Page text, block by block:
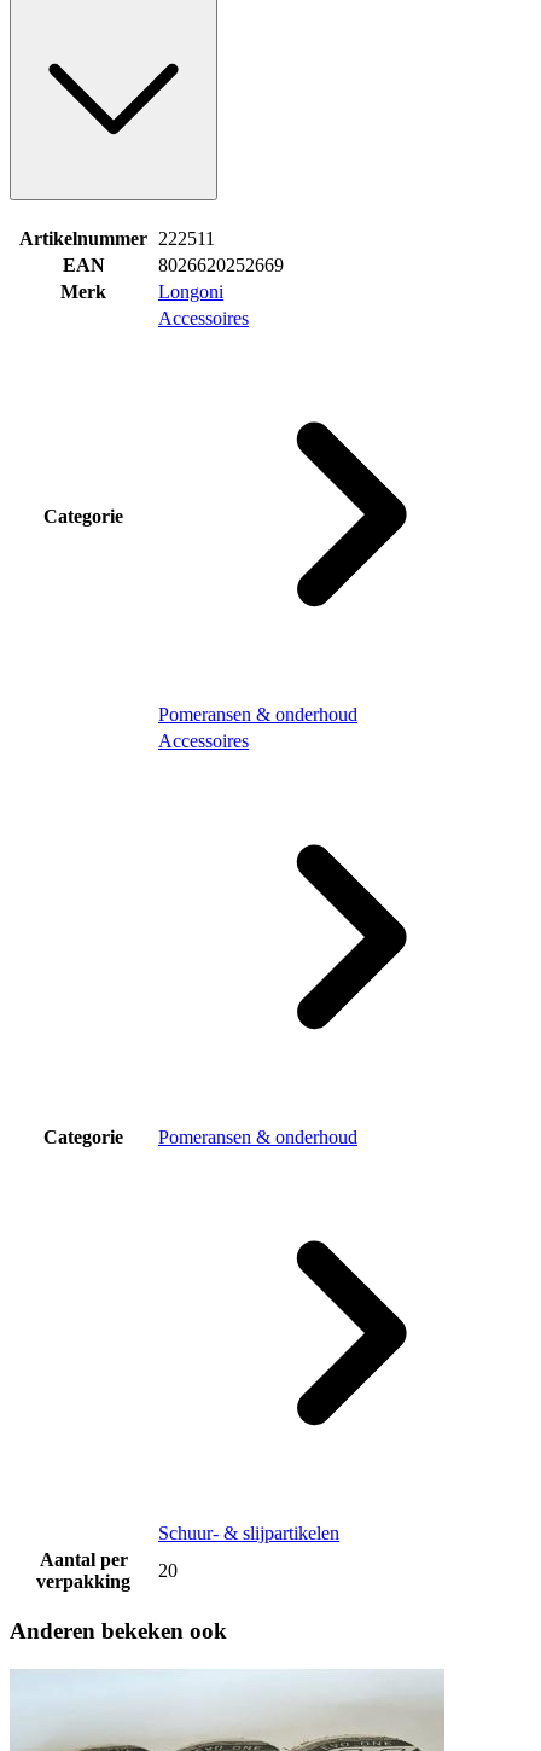
Artikelnummer 222511
EAN
8026620252669
Merk
Longoni
Categorie
Accessoires
Pomeransen & onderhoud
Categorie
Accessoires
Pomeransen & onderhoud
Schuur- & slijpartikelen
Aantal per
verpakking
20
Anderen bekeken ook